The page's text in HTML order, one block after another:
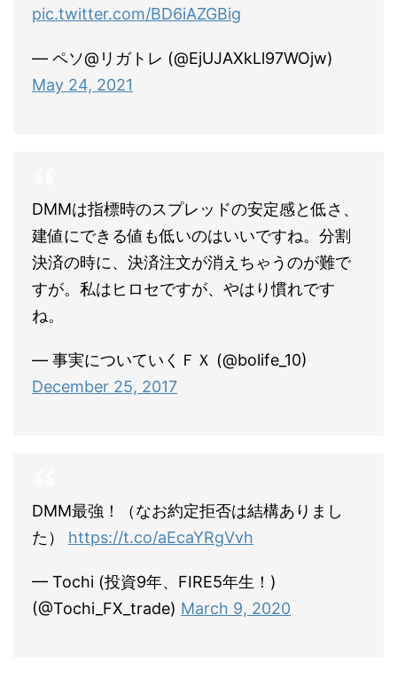
pic.twitter.com/BD6iAZGBig
— ペソ@リガトレ (@EjUJAXkLl97WOjw)
May 24, 2021
DMMは指標時のスプレッドの安定感と低さ、
建値にできる値も低いのはいいですね。分割
決済の時に、決済注文が消えちゃうのが難で
すが。私はヒロセですが、やはり慣れです
ね。
— 事実についていくＦＸ (@bolife_10)
December 25, 2017
DMM最強！（なお約定拒否は結構ありまし
た） https://t.co/aEcaYRgVvh
— Tochi (投資9年、FIRE5年生！)
(@Tochi_FX_trade) March 9, 2020